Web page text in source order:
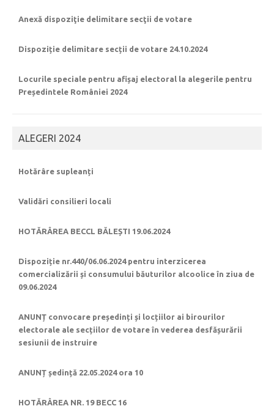
Anexă dispoziţie delimitare secţii de votare
Dispoziție delimitare secții de votare 24.10.2024
Locurile speciale pentru afișaj electoral la alegerile pentru
Președintele României 2024
ALEGERI 2024
Hotărâre supleanți
Validări consilieri locali
HOTĂRÂREA BECCL BĂLEȘTI 19.06.2024
Dispoziție nr.440/06.06.2024 pentru interzicerea
comercializării și consumului băuturilor alcoolice în ziua de
09.06.2024
ANUNȚ convocare președinți și locțiilor ai birourilor
electorale ale secțiilor de votare în vederea desfășurării
sesiunii de instruire
ANUNȚ ședință 22.05.2024 ora 10
HOTĂRÂREA NR. 19 BECC 16